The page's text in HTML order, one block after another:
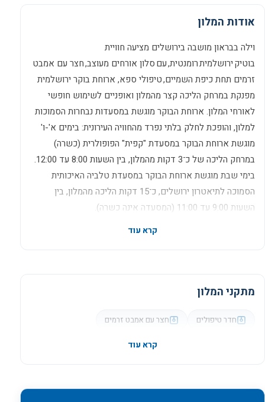
אודות המלון
וילה בבראון מושבה בירושלים מציעה חוויית
בוטיק ירושלמית רומנטית, עם סלון אורחים מעוצב, חצר עם אמבט
זרמים תחת כיפת השמיים, טיפולי ספא, ארוחת בוקר ירושלמית
מפנקת במרחק הליכה קצר מהמלון ואופניים לשימוש חופשי
לאורחי המלון. ארוחת הבוקר מוגשת במסעדות נבחרות הסמוכות
למלון, והופכת לחלק בלתי נפרד מהחוויה העירונית: בימים א'-ו'
מוגשת ארוחת הבוקר במסעדת "קפית" הפופולרית (כשרה)
במרחק הליכה של כ־3 דקות מהמלון, בין השעות 8:00 עד 12:00.
בימי שבת מוגשת ארוחת הבוקר במסעדת טלביה האיכותית
הסמוכה לתיאטרון ירושלים, כ־15 דקות הליכה מהמלון, בין
השעות 9:00 עד 11:00 (המסעדה אינה כשרה).
קרא עוד
מתקני המלון
חדר טיפולים חצר עם אמבט זרמים
קרא עוד